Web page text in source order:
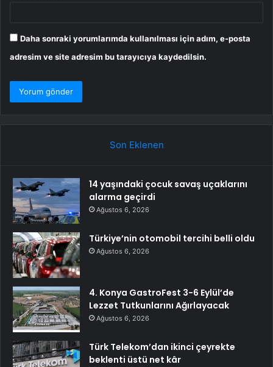
Daha sonraki yorumlarımda kullanılması için adım, e-posta
adresim ve site adresim bu tarayıcıya kaydedilsin.
Son Eklenen
14 yaşındaki çocuk savaş uçaklarını
alarma geçirdi
Ağustos 6, 2026
Türkiye’nin otomobil tercihi belli oldu
Ağustos 6, 2026
4. Konya GastroFest 3-6 Eylül’de
Lezzet Tutkunlarını Ağırlayacak
Ağustos 6, 2026
Türk Telekom’dan ikinci çeyrekte
beklenti üstü net kâr